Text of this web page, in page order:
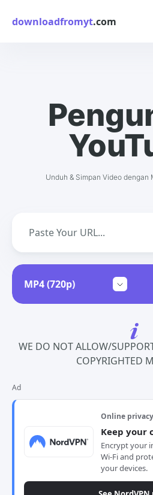
downloadfromyt.com
Unduh & Simpan Video dengan
WE DO NOT ALLOW/
COPYRIGHTED
Ad
Online privacy
Keep your
Encrypt your
Wi-Fi and
your devices.